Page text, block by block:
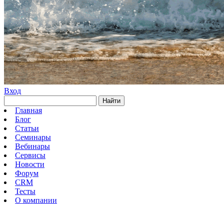
Вход
Найти
Главная
Блог
Статьи
Семинары
Вебинары
Сервисы
Новости
Форум
CRM
Тесты
О компании